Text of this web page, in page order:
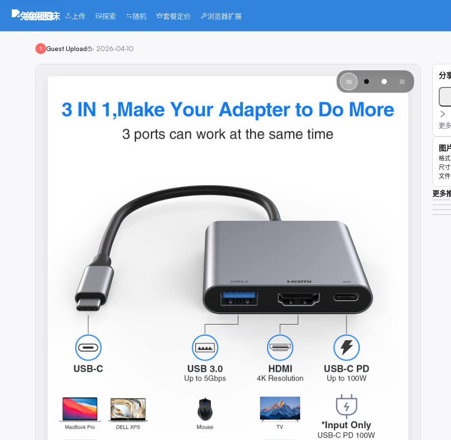
兔兔图床 上传 探索 随机 套餐定价 浏览器扩展
? Guest Upload · 2026-04-10
分
更
图
格式
尺寸
文
更多